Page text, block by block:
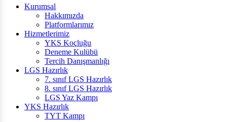
Kurumsal
Hakkımızda
Platformlarımız
Hizmetlerimiz
YKS Koçluğu
Deneme Kulübü
Tercih Danışmanlığı
LGS Hazırlık
7. sınıf LGS Hazırlık
8. sınıf LGS Hazırlık
LGS Yaz Kampı
YKS Hazırlık
TYT Kampı